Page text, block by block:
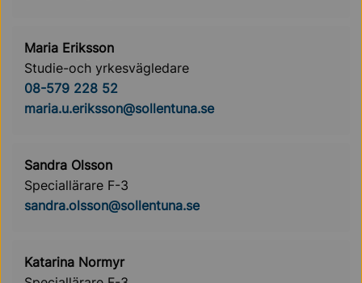
Maria Eriksson
Studie-och yrkesvägledare
08-579 228 52
maria.u.eriksson@sollentuna.se
Sandra Olsson
Speciallärare F-3
sandra.olsson@sollentuna.se
Katarina Normyr